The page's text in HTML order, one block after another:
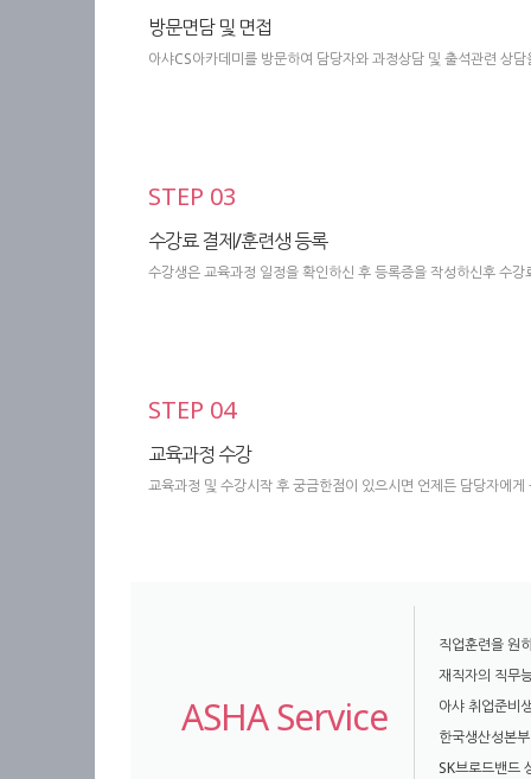
방문면담 및 면접
아샤CS아카데미를 방문하여 담당자와 과정상담 및 출석관련 상
STEP 03
수강료 결제/훈련생 등록
수강생은 교육과정 일정을 확인하신 후 등록증을 작성하신후 수
STEP 04
교육과정 수강
교육과정 및 수강시작 후 궁금한점이 있으시면 언제든 담당자에
ASHA Service
직업훈련을 원
재직자의 직무
아샤 취업준비
한국생산성본
SK브로드밴드